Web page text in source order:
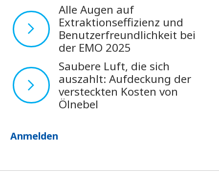
Alle Augen auf
Extraktionseffizienz und
Benutzerfreundlichkeit bei
der EMO 2025
Saubere Luft, die sich
auszahlt: Aufdeckung der
versteckten Kosten von
Ölnebel
Anmelden